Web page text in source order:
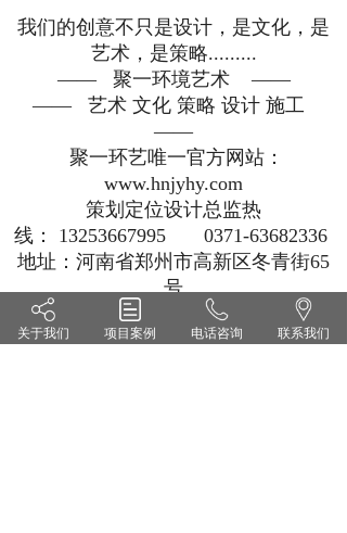
我们的创意不只是设计，是文化，是
艺术，是策略.........
—— 聚一环境艺术 ——
—— 艺术 文化 策略 设计 施工
——
聚一环艺唯一官方网站：
www.hnjyhy.com
策划定位设计总监热
线： 13253667995 0371-63682336
地址：河南省郑州市高新区冬青街65
号
关于我们 项目案例 电话咨询 联系我们